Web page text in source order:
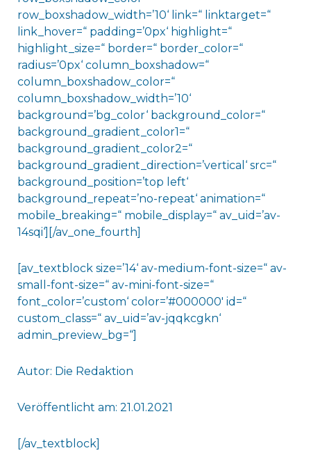
row_boxshadow_width=’10‘ link=“ linktarget=“
link_hover=“ padding=’0px‘ highlight=“
highlight_size=“ border=“ border_color=“
radius=’0px‘ column_boxshadow=“
column_boxshadow_color=“
column_boxshadow_width=’10‘
background=’bg_color‘ background_color=“
background_gradient_color1=“
background_gradient_color2=“
background_gradient_direction=’vertical‘ src=“
background_position=’top left‘
background_repeat=’no-repeat‘ animation=“
mobile_breaking=“ mobile_display=“ av_uid=’av-
14sqi‘][/av_one_fourth]
[av_textblock size=’14‘ av-medium-font-size=“ av-
small-font-size=“ av-mini-font-size=“
font_color=’custom‘ color=’#000000′ id=“
custom_class=“ av_uid=’av-jqqkcgkn‘
admin_preview_bg=“]
Autor: Die Redaktion
Veröffentlicht am: 21.01.2021
[/av_textblock]